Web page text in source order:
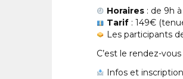
Horaires : de 9h
Tarif : 149€
Les participants
C’est le rendez-
Infos et